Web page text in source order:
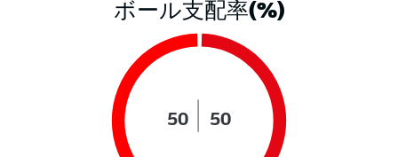
ボール支配率(%)
50 50